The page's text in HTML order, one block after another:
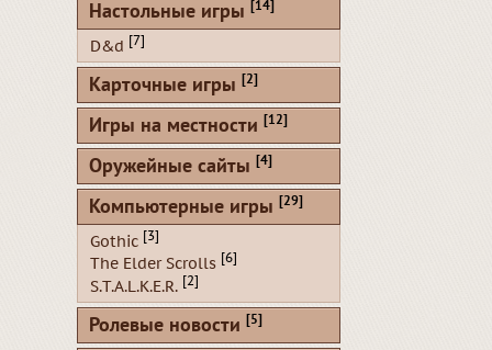
Настольные игры [14]
D&d [7]
Карточные игры [2]
Игры на местности [12]
Оружейные сайты [4]
Компьютерные игры [29]
Gothic [3]
The Elder Scrolls [6]
S.T.A.L.K.E.R. [2]
Ролевые новости [5]